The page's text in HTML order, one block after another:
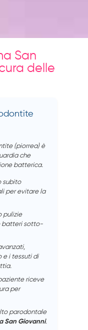
San
delle
(piorrea) è
che
batterica.
subito
per evitare la
pulizie
batteri sotto-
e i tessuti di
riceve
per
parodontale
San Giovanni.